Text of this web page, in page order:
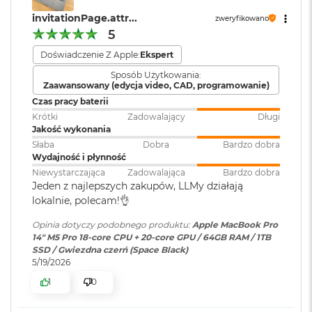
ś
c
i
d
y
s
k
u
M
a
B
o
o
A
i
r
2
5
Atmos sprawią, że zawsze będzie Cię doskonale słychać i
widać w perfekcyjnie skomponowanym kadrze.
POŁĄCZ WSZYSTKO– Wyposażony w trzy porty
Thunderbolt 5 i port MagSafe 3 do ładowania, gniazdo na
kartę SDXC, port HDMI, gniazdo słuchawkowe i
zaprojektowany przez Apple czip do łączności
bezprzewodowej N1 obsługujący interfejsy Wi-Fi 7
Bluetooth 6. Do modelu z czipem M5 Pro podłączysz aż trzy
wyświetlacze zewnętrzne, a do modelu z czipem M5 Max –
nawet cztery.
Karta sieciowa
bezprzewodowa
WLAN:
Kamera
internetowa
obsługą funkcji Widok blatu
Bateria: Litowo-polimerowa
Pojemność baterii : 72,4 Wh
Szybkie ładowanie:
Możliwość szybkiego ładowania
invitationPage.attr... zweryfikowano
5
Doświadczenie Z Apple:Ekspert
Sposób Użytkowania:
Zaawansowany (edycja video, CAD, programowanie)
Czas pracy baterii
Krótki
Zadowalający
Długi
Jakość wykonania
Słaba
Dobra
Bardzo dobra
Wydajność i płynność
Niewystarczająca
Zadowalająca Bardzo dobra
Jeden z najlepszych zakupów, LLMy działają
lokalnie, polecam!👌
Opinia dotyczy podobnego produktu: Apple MacBook Pro
14" M5 Pro 18-core CPU + 20-core GPU / 64GB RAM / 1TB
SSD / Gwiezdna czerń (Space Black)
5/19/2026
1
0